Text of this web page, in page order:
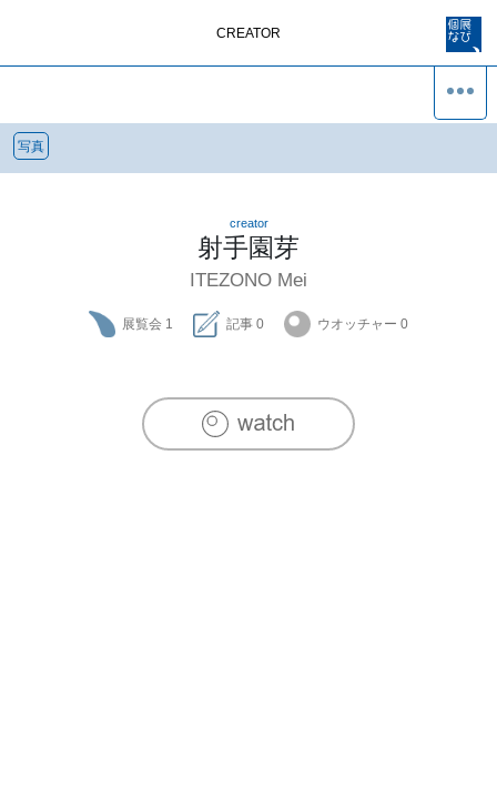
CREATOR
写真
creator
射手園芽
ITEZONO Mei
展覧会 1 記事 0 ウオッチャー 0